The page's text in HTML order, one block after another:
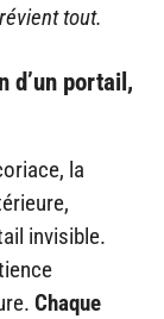
tout.
d’un portail,
la
invisible.
Chaque